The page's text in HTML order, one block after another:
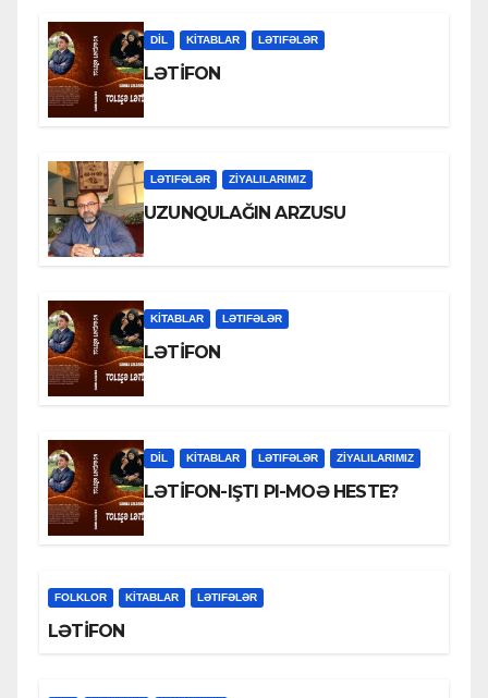
DİL KİTABLAR LƏTIFƏLƏR
LƏTİFON
LƏTIFƏLƏR ZİYALILARIMIZ
UZUNQULAĞIN ARZUSU
KİTABLAR LƏTIFƏLƏR
LƏTİFON
DİL KİTABLAR LƏTIFƏLƏR ZİYALILARIMIZ
LƏTİFON-IŞTI PI-MOƏ HESTE?
FOLKLOR KİTABLAR LƏTIFƏLƏR
LƏTİFON